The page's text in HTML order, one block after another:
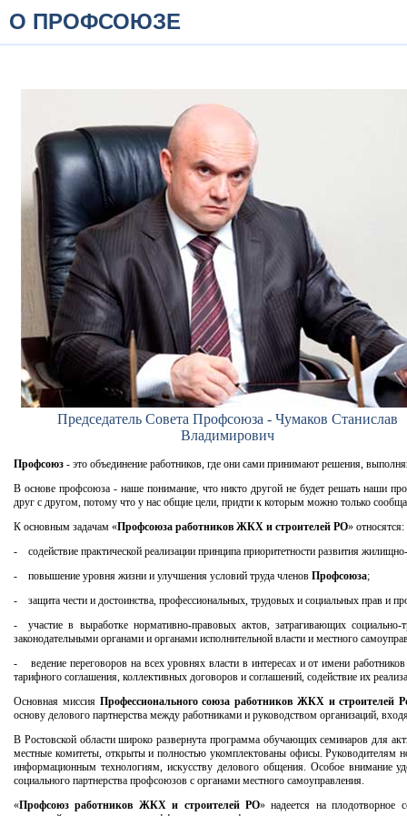
О ПРОФСОЮЗЕ
Председатель Совета Профсоюза - Чумаков Станислав
Владимирович
Профсоюз - это объединение работников, где они сами принимают решения,
В основе профсоюза - наше понимание, что никто другой не будет решать наши
друг с другом, потому что у нас общие цели, придти к которым можно только
К основным задачам «Профсоюза работников ЖКХ и строителей РО» относятся:
- содействие практической реализации принципа приоритетности развития
- повышение уровня жизни и улучшения условий труда членов Профсоюза;
- защита чести и достоинства, профессиональных, трудовых и социальных прав и
- участие в выработке нормативно-правовых актов, затрагивающих
законодательными органами и органами исполнительной власти и местного
- ведение переговоров на всех уровнях власти в интересах и от имени
тарифного соглашения, коллективных договоров и соглашений, содействие их
Основная миссия Профессионального союза работников ЖКХ и строителей
основу делового партнерства между работниками и руководством организаций,
В Ростовской области широко развернута программа обучающих семинаров для
местные комитеты, открыты и полностью укомплектованы офисы. Руководителям
информационным технологиям, искусству делового общения. Особое внимание
социального партнерства профсоюзов с органами местного самоуправления.
«Профсоюз работников ЖКХ и строителей РО» надеется на плодотворное